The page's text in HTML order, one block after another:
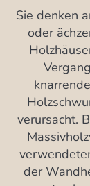
Sie denken
oder
verursacht.
der